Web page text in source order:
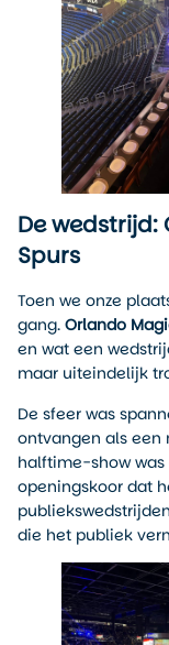
De wedstrijd:
Spurs
Toen we onze
gang. Orlando
en wat een
maar uiteindelijk
De sfeer was
ontvangen als een
halftime-show
openingskoor dat
die het publiek